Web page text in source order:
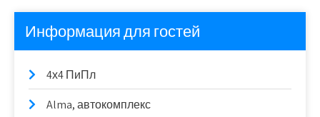
Информация для гостей
4х4 ПиПл
Alma, автокомплекс